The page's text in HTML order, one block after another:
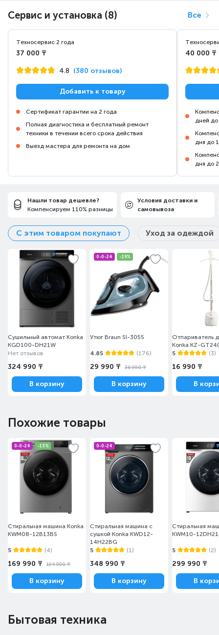
Сервис и установка (8) Все
Техносервис 2 года
37 000 ₸
4.8 (380 отзывов)
Добавить к товару
Сертификат гарантии на 2 года
Полная диагностика и бесплатный ремонт
техники в течении всего срока действия
Выезд мастера для ремонта на дом
40 000 ₸
дней до
дня до
дня до
Нашли товар дешевле?
Компенсируем 110% разницы
Условия доставки и
самовывоза
С этим товаром покупают Уход за одеждой
Сушильный автомат Konka
KGD100-DH21W
Нет отзывов
324 990 ₸
В корзину
0-0-24 -19%
Утюг Braun SI-3055
4.85 (176)
29 990 ₸ 36 990 ₸
В корзину
Отпариватель
Konka KZ-
5
(3)
16 990 ₸
В
Похожие товары
0-0-24 -13%
Стиральная машина Konka
KWM08-12B13BS
5 (4)
169 990 ₸ 194 990 ₸
В корзину
0-0-24
Стиральная машина с
сушкой Konka KWD12-
14H22BG
5
(1)
348 990 ₸
В корзину
Стиральная
KWM10-
5 (2)
299 990 ₸
В
Бытовая техника